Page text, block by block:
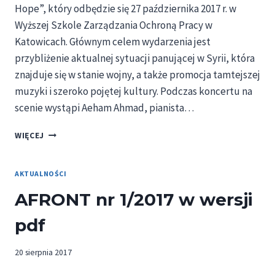
Hope”, który odbędzie się 27 października 2017 r. w
Wyższej Szkole Zarządzania Ochroną Pracy w
Katowicach. Głównym celem wydarzenia jest
przybliżenie aktualnej sytuacji panującej w Syrii, która
znajduje się w stanie wojny, a także promocja tamtejszej
muzyki i szeroko pojętej kultury. Podczas koncertu na
scenie wystąpi Aeham Ahmad, pianista…
WIĘCEJ KONCERT
HOPE”
ZAPROSZENIE
AKTUALNOŚCI
AFRONT nr 1/2017 w wersji
pdf
20 sierpnia 2017